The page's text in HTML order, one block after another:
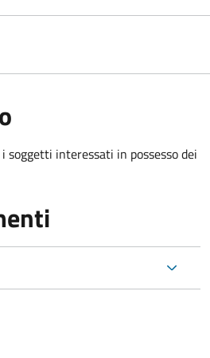
interessati in possesso dei